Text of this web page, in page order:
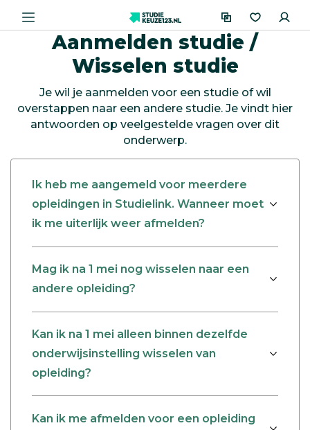
Aanmelden studie /
Wisselen studie
Je wil je aanmelden voor een studie of wil
overstappen naar een andere studie. Je vindt hier
antwoorden op veelgestelde vragen over dit
onderwerp.
Ik heb me aangemeld voor meerdere
opleidingen in Studielink. Wanneer moet
ik me uiterlijk weer afmelden?
Mag ik na 1 mei nog wisselen naar een
andere opleiding?
Kan ik na 1 mei alleen binnen dezelfde
onderwijsinstelling wisselen van
opleiding?
Kan ik me afmelden voor een opleiding